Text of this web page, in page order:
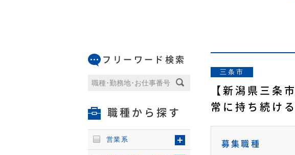
三条市
【新潟県三条
常に持ち続け
募集職種
フリーワード検索
職種から探す
営業系